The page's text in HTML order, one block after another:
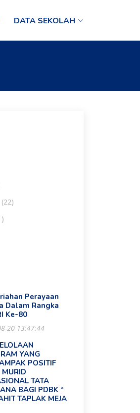
DATA SEKOLAH
(22)
Perayaan
Dalam Rangka
Ke-80
20 13:47:44
YANG
POSITIF
TATA
BAGI PDBK “
TAPLAK MEJA